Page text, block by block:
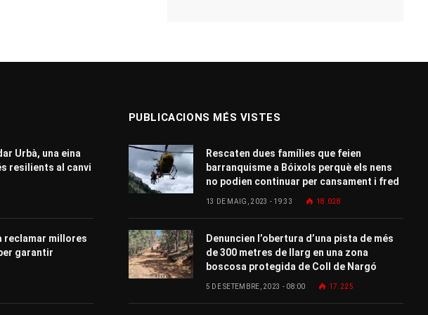
Urbà, una eina
resilients al canvi
reclamar millores
garantir
PUBLICACIONS MÉS VISTES
Rescaten dues famílies que feien
barranquisme a Bóixols perquè els nens
no podien continuar per cansament i fred
13 DE MAIG, 2023 - 19:33 18.028
Denuncien l’obertura d’una pista de més
de 300 metres de llarg en una zona
boscosa protegida de Coll de Nargó
5 DE SETEMBRE, 2023 - 08:00 17.225